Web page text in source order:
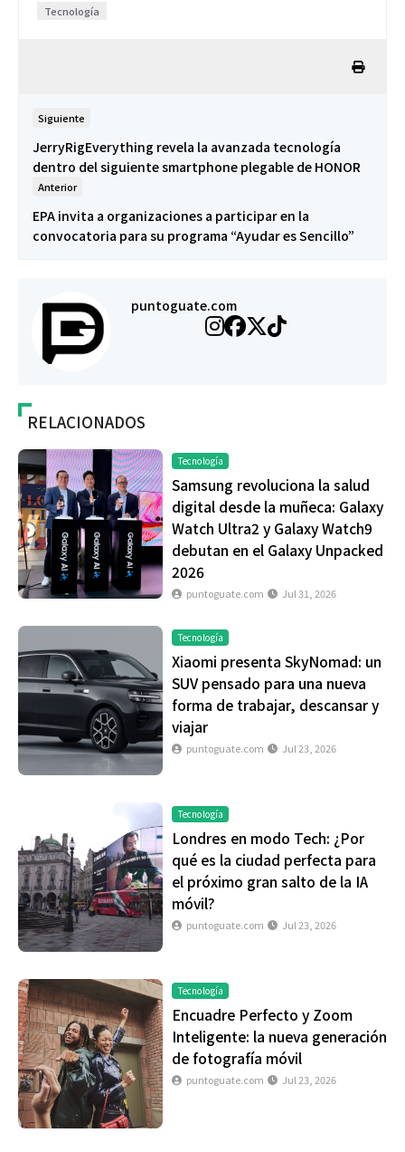
Tecnología
Siguiente
JerryRigEverything revela la avanzada tecnología
dentro del siguiente smartphone plegable de HONOR
Anterior
EPA invita a organizaciones a participar en la
convocatoria para su programa “Ayudar es Sencillo”
puntoguate.com
RELACIONADOS
Tecnología
Samsung revoluciona la salud
digital desde la muñeca: Galaxy
Watch Ultra2 y Galaxy Watch9
debutan en el Galaxy Unpacked
2026
puntoguate.com Jul 31, 2026
Tecnología
Xiaomi presenta SkyNomad: un
SUV pensado para una nueva
forma de trabajar, descansar y
viajar
puntoguate.com Jul 23, 2026
Tecnología
Londres en modo Tech: ¿Por
qué es la ciudad perfecta para
el próximo gran salto de la IA
móvil?
puntoguate.com Jul 23, 2026
Tecnología
Encuadre Perfecto y Zoom
Inteligente: la nueva generación
de fotografía móvil
puntoguate.com Jul 23, 2026